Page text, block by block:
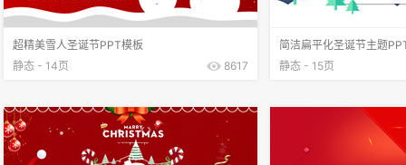
超精美雪人圣诞节PPT模板
静态 - 14页
8617
简洁扁平化圣诞节主题
静态 - 15页